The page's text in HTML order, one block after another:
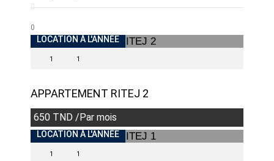
0
INDISPONIBLE
LOCATION À L'ANNÉE
1 1
APPARTEMENT RITEJ 2
650 TND /Par mois
INDISPONIBLE
LOCATION À L'ANNÉE
1 1